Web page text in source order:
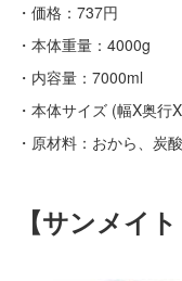
・価格：737円
・本体重量：4000g
・内容量：7000ml
・本体サイズ (幅X奥
・原材料：おから、炭
【サンメイ